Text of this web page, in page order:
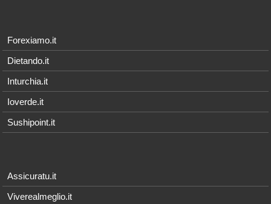
Forexiamo.it
Dietando.it
Inturchia.it
Ioverde.it
Sushipoint.it
Assicuratu.it
Viverealmeglio.it